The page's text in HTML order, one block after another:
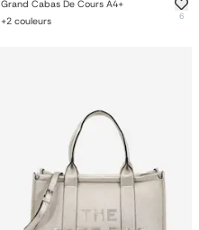
Grand Cabas De Cours A4+
6
+2 couleurs